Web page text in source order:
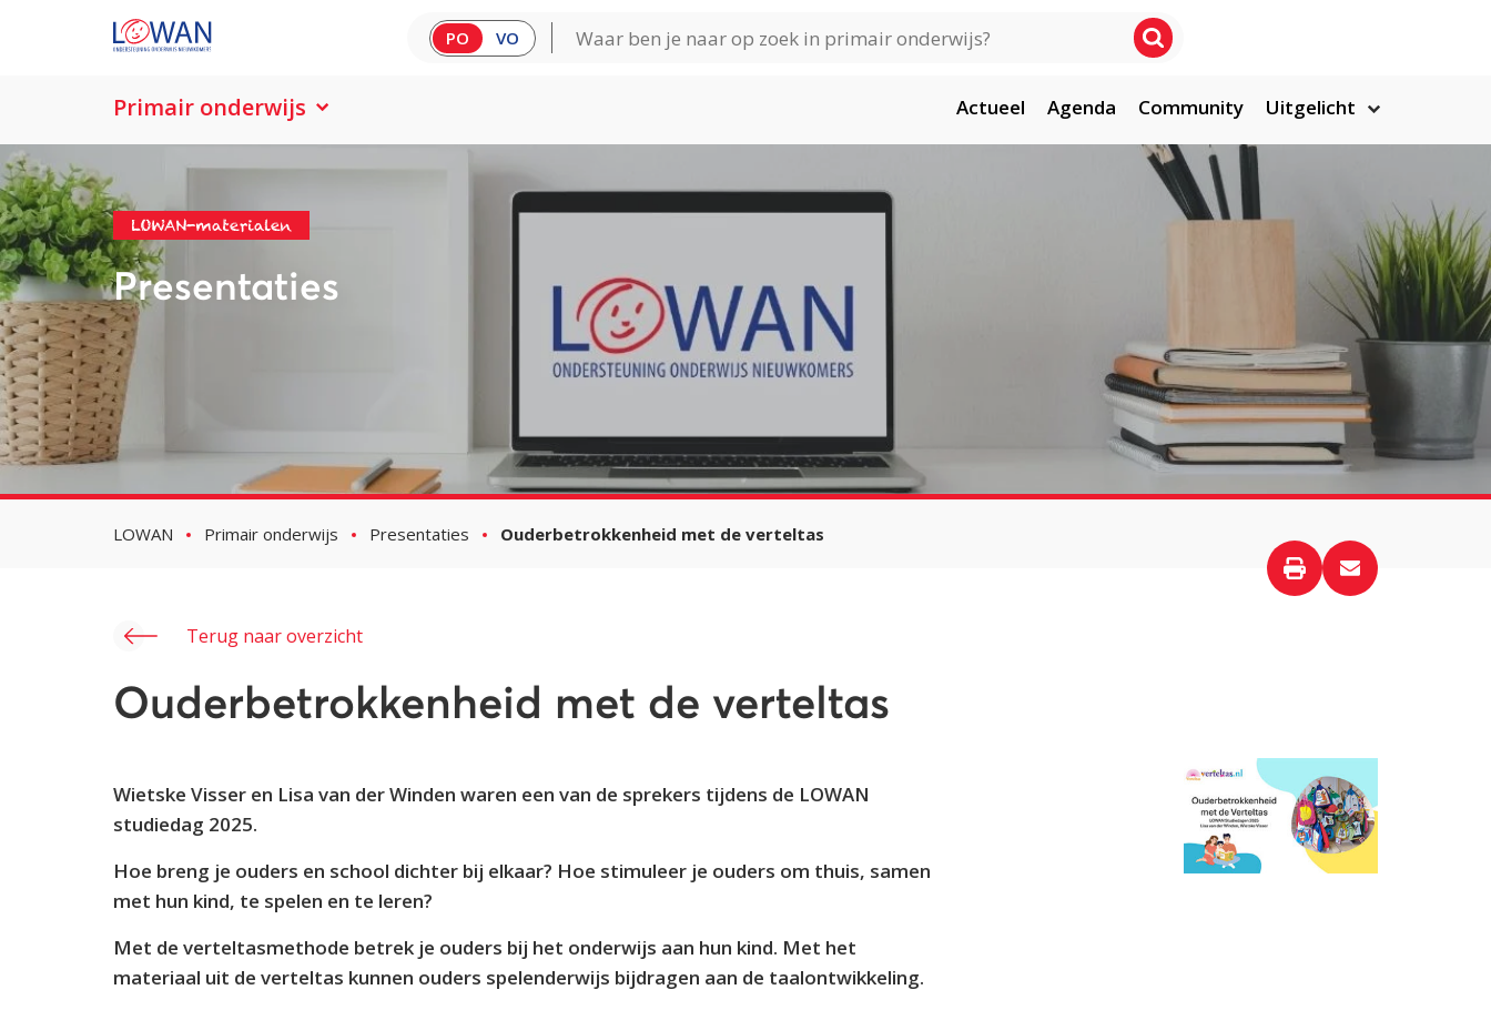
PO VO
Primair onderwijs Actueel Agenda Community Uitgelicht
LOWAN-materialen
Presentaties
LOWAN Primair onderwijs Presentaties Ouderbetrokkenheid met de verteltas
Terug naar overzicht
Ouderbetrokkenheid met de verteltas
Wietske Visser en Lisa van der Winden waren een van de sprekers tijdens de LOWAN
studiedag 2025.
Hoe breng je ouders en school dichter bij elkaar? Hoe stimuleer je ouders om thuis, samen
met hun kind, te spelen en te leren?
Met de verteltasmethode betrek je ouders bij het onderwijs aan hun kind. Met het
materiaal uit de verteltas kunnen ouders spelenderwijs bijdragen aan de taalontwikkeling.